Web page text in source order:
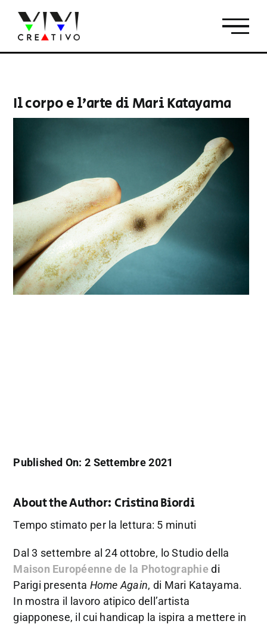
contenuto
Il corpo e l’arte di Mari Katayama
Published On: 2 Settembre 2021
About the Author: Cristina Biordi
Tempo stimato per la lettura: 5 minuti
Dal 3 settembre al 24 ottobre, lo Studio della
Maison Européenne de la Photographie di
Parigi presenta Home Again, di Mari Katayama.
In mostra il lavoro atipico dell’artista
giapponese, il cui handicap la ispira a mettere in